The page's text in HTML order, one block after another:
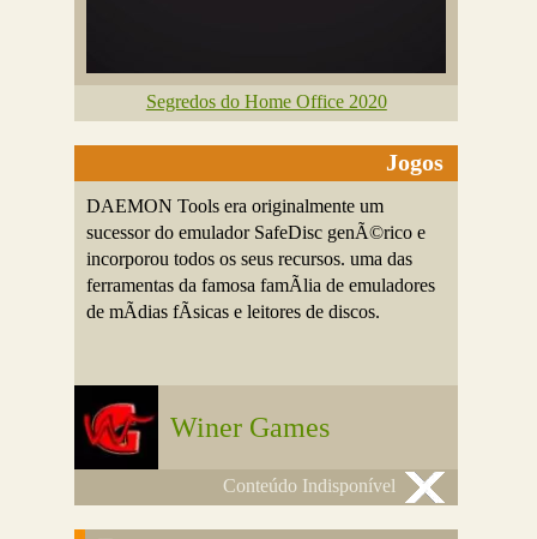
Segredos do Home Office 2020
Jogos
DAEMON Tools era originalmente um
sucessor do emulador SafeDisc genÃ©rico e
incorporou todos os seus recursos. uma das
ferramentas da famosa famÃ­lia de emuladores
de mÃ­dias fÃ­sicas e leitores de discos.
Winer Games
Conteúdo Indisponível